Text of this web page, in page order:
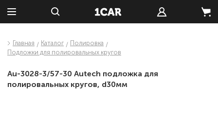
Главная Каталог
Полировка
Подложки для полировальных кругов
Au-3028-3/57-30 Autech подложка для
полировальных кругов, d30мм